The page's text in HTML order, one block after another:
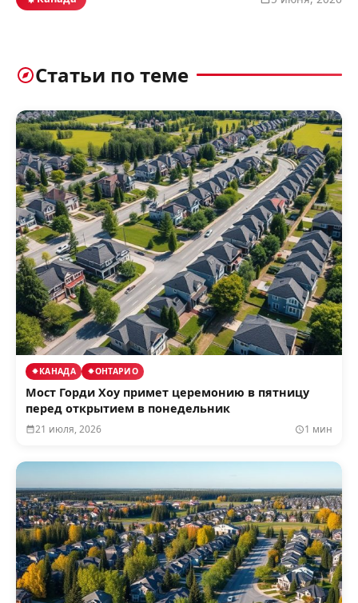
Статьи по теме
КАНАДА ОНТАРИО
Мост Горди Хоу примет церемонию в пятницу
перед открытием в понедельник
21 июля, 2026 1 мин